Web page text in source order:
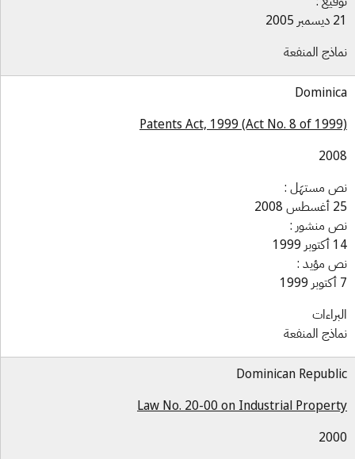
المنفعة
Patents Act, 1999 (Act No. 8 of
مستهَل :
منشور :
مؤيد :
المنفعة
Dominican
Law No. 20-00 on Industrial